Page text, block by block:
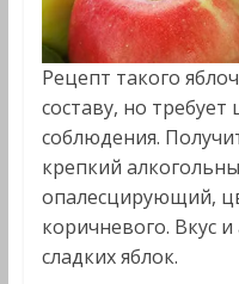
Рецепт такого
составу, но
соблюдения.
крепкий
опалесцирующий,
коричневого. Вкус
сладких яблок.